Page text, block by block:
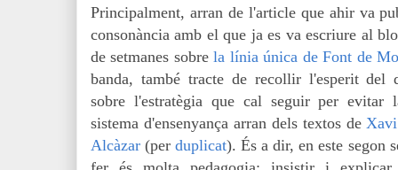
Principalment, arran de l'article que ahir va
consonància amb el que ja es va escriure al
de setmanes sobrela línia única de Font de
banda, també tracte de recollir l'esperit del
sobre l'estratègia que cal seguir per evitar
sistema d'ensenyança arran dels textos de
Alcàzar (perduplicat). És a dir, en este segon